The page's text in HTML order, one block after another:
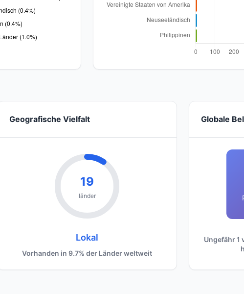
Geografische Vielfalt
19
länder
Lokal
Vorhanden in 9.7% der Länder weltweit
Globale
Ungefähr 1